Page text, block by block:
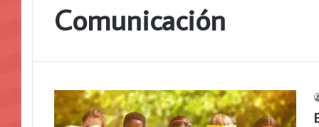
Comunicación